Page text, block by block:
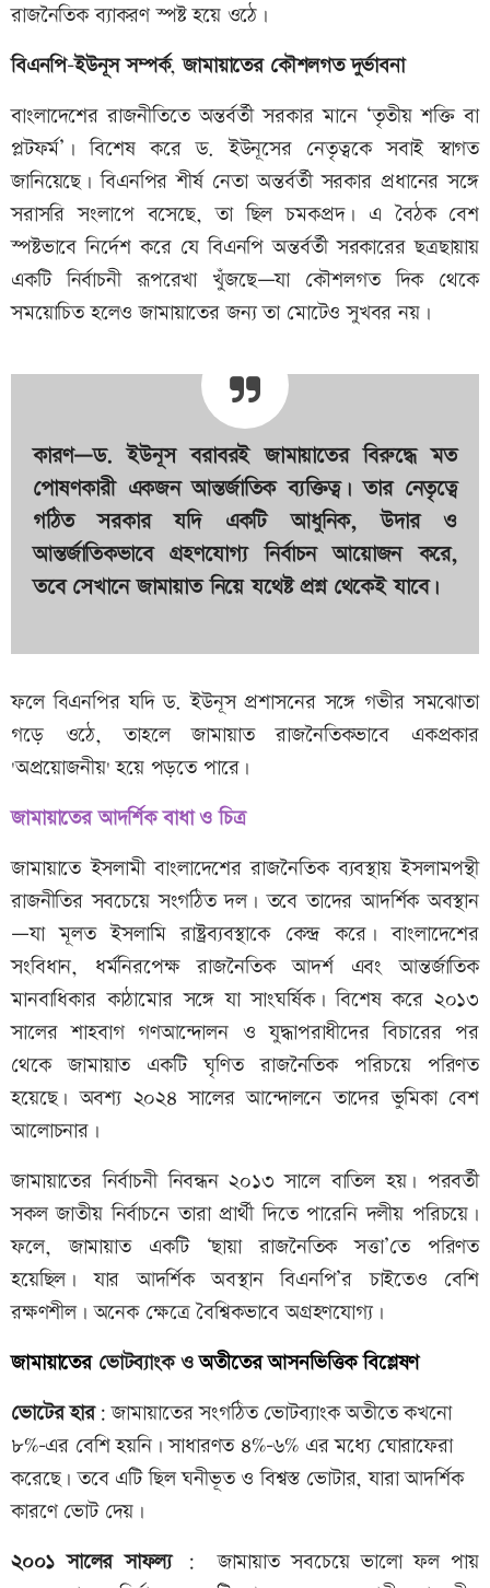
রাজনৈতিক ব্যাকরণ স্পষ্ট হয়ে ওঠে।
বিএনপি-ইউনূস সম্পর্ক,জামায়াতের কৌশলগত দুর্ভাবনা
বাংলাদেশের রাজনীতিতে অন্তর্বর্তী সরকার মানে ‘তৃতীয় শক্তি বা
প্লটফর্ম’। বিশেষ করে ড. ইউনূসের নেতৃত্বকে সবাই স্বাগত
জানিয়েছে। বিএনপির শীর্ষ নেতা অন্তর্বর্তী সরকার প্রধানের সঙ্গে
সরাসরি সংলাপে বসেছে, তা ছিল চমকপ্রদ। এ বৈঠক বেশ
স্পষ্টভাবে নির্দেশ করে যে বিএনপি অন্তর্বর্তী সরকারের ছত্রছায়ায়
একটি নির্বাচনী রূপরেখা খুঁজছে—যা কৌশলগত দিক থেকে
সময়োচিত হলেও জামায়াতের জন্য তা মোটেও সুখবর নয়।
কারণ—ড. ইউনূস বরাবরই জামায়াতের বিরুদ্ধে মত
পোষণকারী একজন আন্তর্জাতিক ব্যক্তিত্ব। তার নেতৃত্বে
গঠিত সরকার যদি একটি আধুনিক, উদার ও
আন্তর্জাতিকভাবে গ্রহণযোগ্য নির্বাচন আয়োজন করে,
তবে সেখানে জামায়াত নিয়ে যথেষ্ট প্রশ্ন থেকেই যাবে।
ফলে বিএনপির যদি ড. ইউনূস প্রশাসনের সঙ্গে গভীর সমঝোতা
গড়ে ওঠে, তাহলে জামায়াত রাজনৈতিকভাবে একপ্রকার
'অপ্রয়োজনীয়' হয়ে পড়তে পারে।
জামায়াতের আদর্শিক বাধা ও চিত্র
জামায়াতে ইসলামী বাংলাদেশের রাজনৈতিক ব্যবস্থায় ইসলামপন্থী
রাজনীতির সবচেয়ে সংগঠিত দল। তবে তাদের আদর্শিক অবস্থান
—যা মূলত ইসলামি রাষ্ট্রব্যবস্থাকে কেন্দ্র করে। বাংলাদেশের
সংবিধান, ধর্মনিরপেক্ষ রাজনৈতিক আদর্শ এবং আন্তর্জাতিক
মানবাধিকার কাঠামোর সঙ্গে যা সাংঘর্ষিক। বিশেষ করে ২০১৩
সালের শাহবাগ গণআন্দোলন ও যুদ্ধাপরাধীদের বিচারের পর
থেকে জামায়াত একটি ঘৃণিত রাজনৈতিক পরিচয়ে পরিণত
হয়েছে। অবশ্য ২০২৪ সালের আন্দোলনে তাদের ভুমিকা বেশ
আলোচনার।
জামায়াতের নির্বাচনী নিবন্ধন ২০১৩ সালে বাতিল হয়। পরবর্তী
সকল জাতীয় নির্বাচনে তারা প্রার্থী দিতে পারেনি দলীয় পরিচয়ে।
ফলে, জামায়াত একটি ‘ছায়া রাজনৈতিক সত্তা’তে পরিণত
হয়েছিল। যার আদর্শিক অবস্থান বিএনপি’র চাইতেও বেশি
রক্ষণশীল। অনেক ক্ষেত্রে বৈশ্বিকভাবে অগ্রহণযোগ্য।
জামায়াতের ভোটব্যাংক ওঅতীতের আসনভিত্তিক বিশ্লেষণ
ভোটের হার: জামায়াতের সংগঠিত ভোটব্যাংক অতীতে কখনো
৮%-এর বেশি হয়নি। সাধারণত ৪%–৬% এর মধ্যে ঘোরাফেরা
করেছে। তবে এটি ছিল ঘনীভূত ও বিশ্বস্ত ভোটার, যারা আদর্শিক
কারণে ভোট দেয়।
২০০১ সালের সাফল্য: জামায়াত সবচেয়ে ভালো ফল পায়